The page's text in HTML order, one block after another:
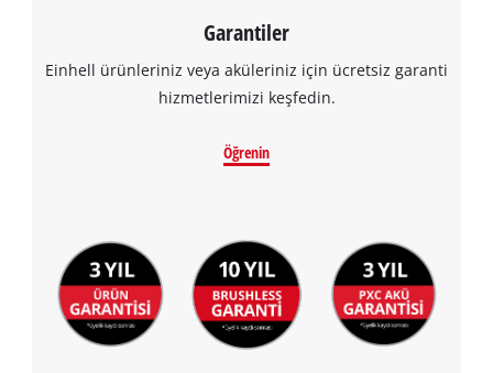
Garantiler
Einhell ürünleriniz veya aküleriniz için ücretsiz garanti
hizmetlerimizi keşfedin.
Öğrenin